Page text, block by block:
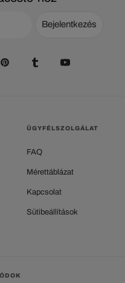
Bejelentkezés
ÜGYFÉLSZOLGÁLAT
FAQ
Mérettáblázat
Kapcsolat
Sütibeállítások